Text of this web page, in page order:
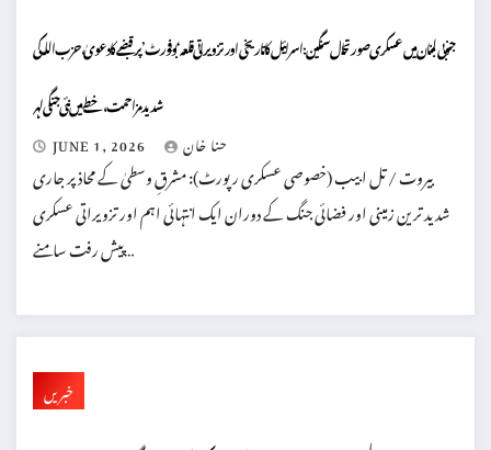
جنوبی لبنان میں عسکری صورتحال سنگین: اسرائیل کا تاریخی اور تزویراتی قلعہ ‘بوفورٹ’ پر قبضے کا دعویٰ، حزب اللہ کی
شدید مزاحمت، خطے میں نئی جنگی لہر
JUNE 1, 2026
حنا خان
بیروت / تل ابیب (خصوصی عسکری رپورٹ): مشرقِ وسطیٰ کے محاذ پر جاری
شدید ترین زمینی اور فضائی جنگ کے دوران ایک انتہائی اہم اور تزویراتی عسکری
پیش رفت سامنے…
خبریں